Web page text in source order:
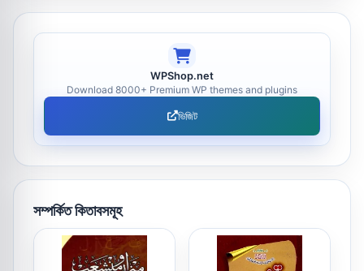
WPShop.net
Download 8000+ Premium WP themes and plugins
ভিজিট
সম্পর্কিত কিতাবসমূহ